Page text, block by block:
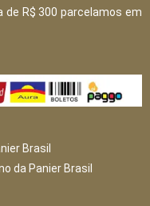
de R$ 300 parcelamos em
Brasil
da Panier Brasil